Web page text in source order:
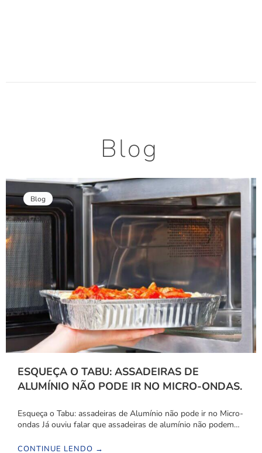
Blog
Blog
ESQUEÇA O TABU: ASSADEIRAS DE
ALUMÍNIO NÃO PODE IR NO MICRO-ONDAS.
Esqueça o Tabu: assadeiras de Alumínio não pode ir no Micro-
ondas Já ouviu falar que assadeiras de alumínio não podem…
CONTINUE LENDO →